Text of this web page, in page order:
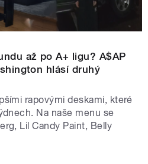
až po A+ ligu? A$AP
hlásí druhý
rapovými deskami, které
Na naše menu se
Lil Candy Paint, Belly